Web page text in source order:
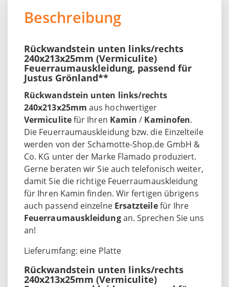
Beschreibung
Rückwandstein unten links/rechts
240x213x25mm (Vermiculite)
Feuerraumauskleidung, passend für
Justus Grönland**
Rückwandstein unten links/rechts
240x213x25mmaus hochwertiger
Vermiculitefür Ihren Kamin/ Kaminofen.
Die Feuerraumauskleidung bzw. die Einzelteile
werden von der Schamotte-Shop.de GmbH &
Co. KG unter der Marke Flamado produziert.
Gerne beraten wir Sie auch telefonisch weiter,
damit Sie die richtige Feuerraumauskleidung
für Ihren Kamin finden. Wir fertigen übrigens
auch passend einzelne Ersatzteilefür Ihre
Feuerraumauskleidungan. Sprechen Sie uns
an!
Lieferumfang: eine Platte
Rückwandstein unten links/rechts
240x213x25mm (Vermiculite)